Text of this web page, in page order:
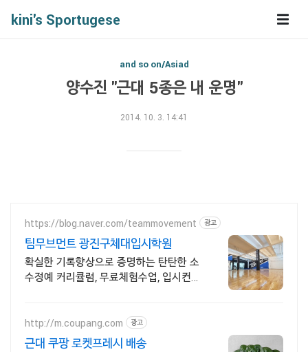
kini's Sportugese
and so on/Asiad
양수진 "근대 5종은 내 운명"
2014. 10. 3. 14:41
https://blog.naver.com/teammovement 광고
팀무브먼트 광진구체대입시학원
확실한 기록향상으로 증명하는 탄탄한 소
수정예 커리큘럼, 무료체험수업, 입시컨설
http://m.coupang.com 광고
근대 쿠팡 로켓프레시 배송